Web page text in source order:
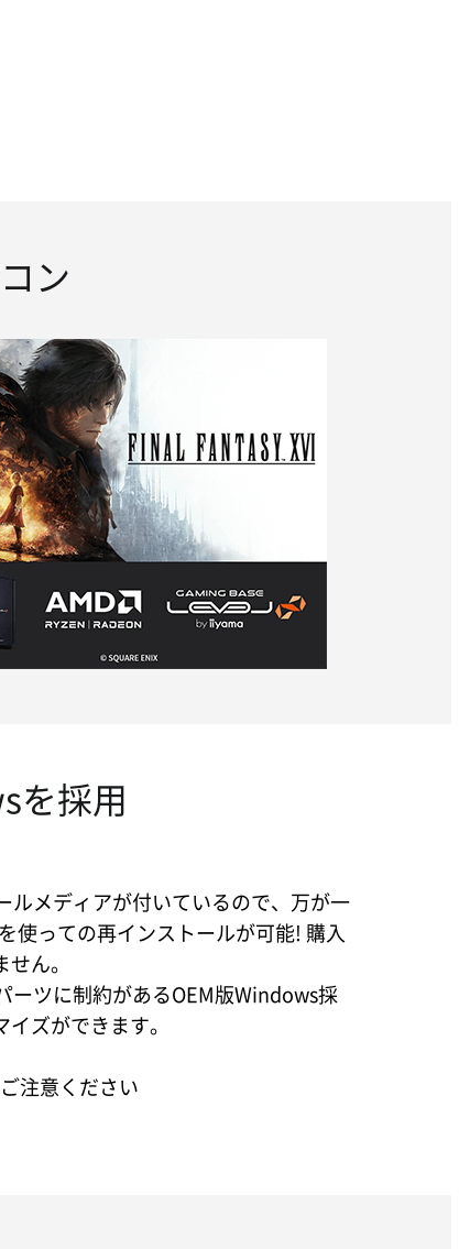
ン
を採用
ルメディアが付いているので、万が一
使っての再インストールが可能! 購入
ん。
ーツに制約があるOEM版Windows採
ズができます。
注意ください